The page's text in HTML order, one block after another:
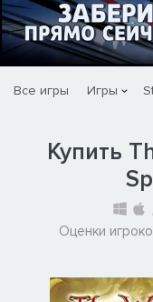
Все игры Игры
Купить
Оценки